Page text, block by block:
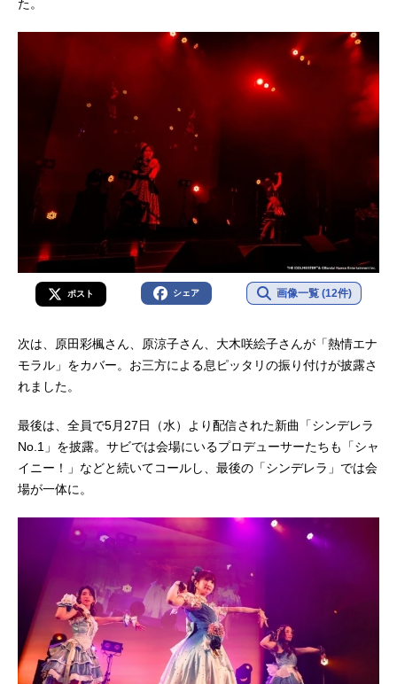
た。
ポスト シェア 画像一覧 (12件)
次は、原田彩楓さん、原涼子さん、大木咲絵子さんが「熱情エナ
モラル」をカバー。お三方による息ピッタリの振り付けが披露さ
れました。
最後は、全員で5月27日（水）より配信された新曲「シンデレラ
No.1」を披露。サビでは会場にいるプロデューサーたちも「シャ
イニー！」などと続いてコールし、最後の「シンデレラ」では会
場が一体に。